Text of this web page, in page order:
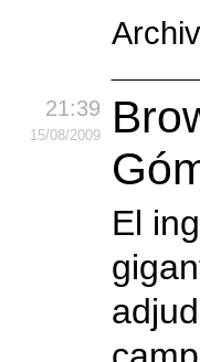
21:39
15/08/2009
El